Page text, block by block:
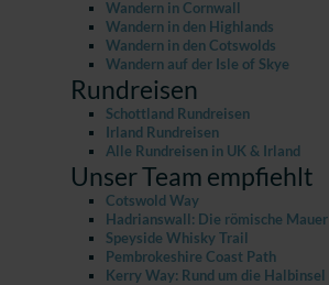
Wandern in Cornwall
Wandern in den Highlands
Wandern in den Cotswolds
Wandern auf der Isle of Skye
Rundreisen
Schottland Rundreisen
Irland Rundreisen
Alle Rundreisen in UK & Irland
Unser Team empfiehlt
Cotswold Way
Hadrianswall: Die römische Mauer
Speyside Whisky Trail
Pembrokeshire Coast Path
Kerry Way: Rund um die Halbinsel